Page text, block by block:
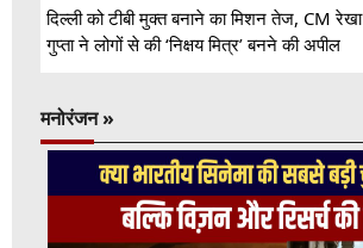
दिल्ली को टीबी मुक्त बनाने का मिशन तेज, CM रेखा
गुप्ता ने लोगों से की ‘निक्षय मित्र’ बनने की अपील
मनोरंजन »